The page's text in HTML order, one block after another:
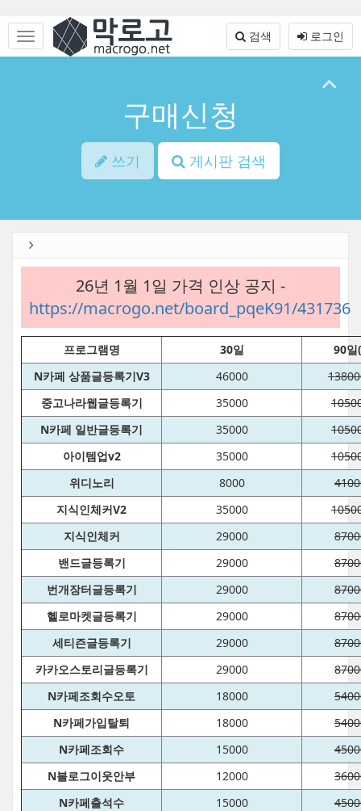
문
로
메
토
로그인
검색
구매신청
쓰기 게시판 검색
26년 1월 1일 가격 인상 공지 -
https://macrogo.net/board_pqeK91/431736
프로그램명 30일
90일
N카페 상품글등록기V3
46000
중고나라웹글등록기
35000
N카페 일반글등록기
35000
아이템업v2
35000
위디노리
8000
지식인체커V2
35000
지식인체커
29000
밴드글등록기
29000
번개장터글등록기
29000
헬로마켓글등록기
29000
세티즌글등록기
29000
카카오스토리글등록기
29000
N카페조회수오토
18000
N카페가입탈퇴
18000
N카페조회수
15000
N블로그이웃안부
12000
N카페출석수
15000